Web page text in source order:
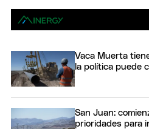
Vaca Muerta
la política puede
San Juan:
prioridades para